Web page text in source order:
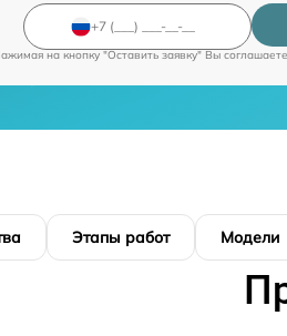
на кнопку "Оставить заявку" Вы
Этапы работ Модели